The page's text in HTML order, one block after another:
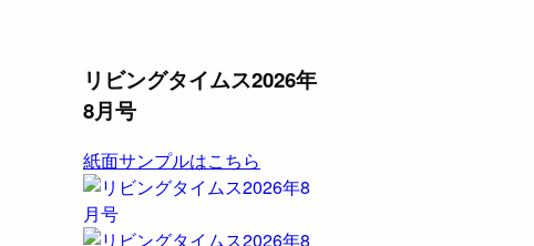
リビングタイムス2026年
8月号
紙面サンプルはこちら